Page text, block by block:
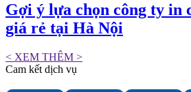
Gợi ý lựa chọn công ty in
giá rẻ tại Hà Nội
< XEM THÊM >
Cam kết dịch vụ